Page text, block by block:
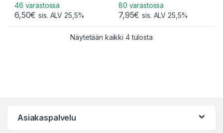
46 varastossa
6,50€ sis. ALV 25,5%
80 varastossa
7,95€ sis. ALV 25,5%
Näytetään kaikki 4 tulostaSorted by popularity
Asiakaspalvelu